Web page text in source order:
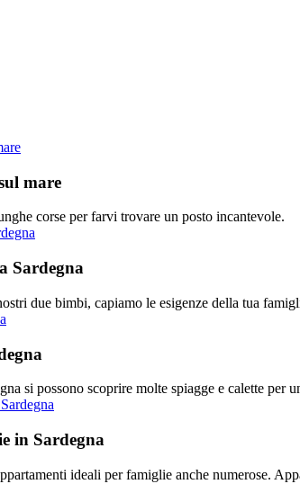
mare
corse per farvi trovare un posto incantevole.
Sardegna
due bimbi, capiamo le esigenze della tua
si possono scoprire molte spiagge e calette per
in Sardegna
ideali per famiglie anche numerose.